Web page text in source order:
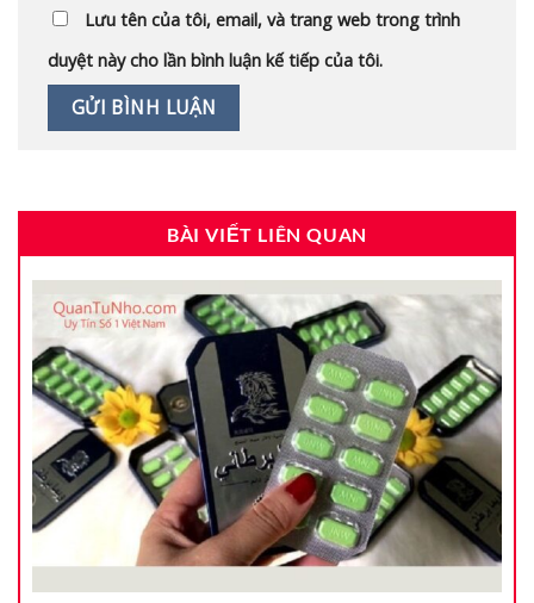
Lưu tên của tôi, email, và trang web trong trình
duyệt này cho lần bình luận kế tiếp của tôi.
BÀI VIẾT LIÊN QUAN